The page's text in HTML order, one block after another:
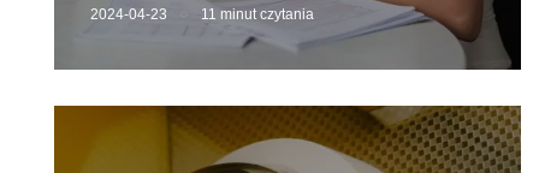
2024-04-23 11 minut czytania